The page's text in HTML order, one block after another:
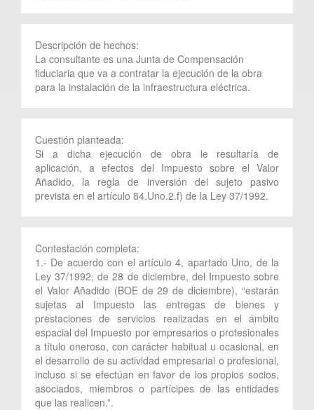
Descripción de hechos:
La consultante es una Junta de Compensación
fiduciaria que va a contratar la ejecución de la obra
para la instalación de la infraestructura eléctrica.
Cuestión planteada:
Si a dicha ejecución de obra le resultaría de
aplicación, a efectos del Impuesto sobre el Valor
Añadido, la regla de inversión del sujeto pasivo
prevista en el artículo 84.Uno.2.f) de la Ley 37/1992.
Contestación completa:
1.- De acuerdo con el artículo 4, apartado Uno, de la
Ley 37/1992, de 28 de diciembre, del Impuesto sobre
el Valor Añadido (BOE de 29 de diciembre), “estarán
sujetas al Impuesto las entregas de bienes y
prestaciones de servicios realizadas en el ámbito
espacial del Impuesto por empresarios o profesionales
a título oneroso, con carácter habitual u ocasional, en
el desarrollo de su actividad empresarial o profesional,
incluso si se efectúan en favor de los propios socios,
asociados, miembros o partícipes de las entidades
que las realicen.”.